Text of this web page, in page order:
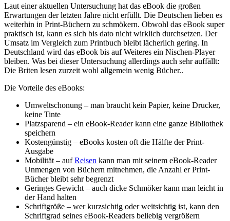
Laut einer aktuellen Untersuchung hat das eBook die großen
Erwartungen der letzten Jahre nicht erfüllt. Die Deutschen lieben es
weiterhin in Print-Büchern zu schmökern. Obwohl das eBook super
praktisch ist, kann es sich bis dato nicht wirklich durchsetzen. Der
Umsatz im Vergleich zum Printbuch bleibt lächerlich gering. In
Deutschland wird das eBook bis auf Weiteres ein Nischen-Player
bleiben. Was bei dieser Untersuchung allerdings auch sehr auffällt:
Die Briten lesen zurzeit wohl allgemein wenig Bücher..
Die Vorteile des eBooks:
Umweltschonung – man braucht kein Papier, keine Drucker,
keine Tinte
Platzsparend – ein eBook-Reader kann eine ganze Bibliothek
speichern
Kostengünstig – eBooks kosten oft die Hälfte der Print-
Ausgabe
Mobilität – aufReisen kann man mit seinem eBook-Reader
Unmengen von Büchern mitnehmen, die Anzahl er Print-
Bücher bleibt sehr begrenzt
Geringes Gewicht – auch dicke Schmöker kann man leicht in
der Hand halten
Schriftgröße – wer kurzsichtig oder weitsichtig ist, kann den
Schriftgrad seines eBook-Readers beliebig vergrößern